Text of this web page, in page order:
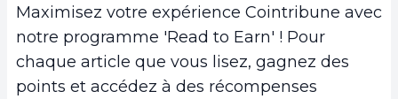
Maximisez votre expérience Cointribune avec
notre programme 'Read to Earn' ! Pour
chaque article que vous lisez, gagnez des
points et accédez à des récompenses